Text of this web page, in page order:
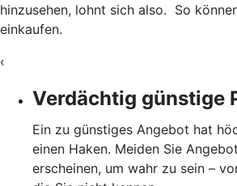
hinzusehen, lohnt sich also. So
einkaufen.
‹
Verdächtig günstige
Ein zu günstiges Angebot hat
einen Haken. Meiden Sie
erscheinen, um wahr zu sein –